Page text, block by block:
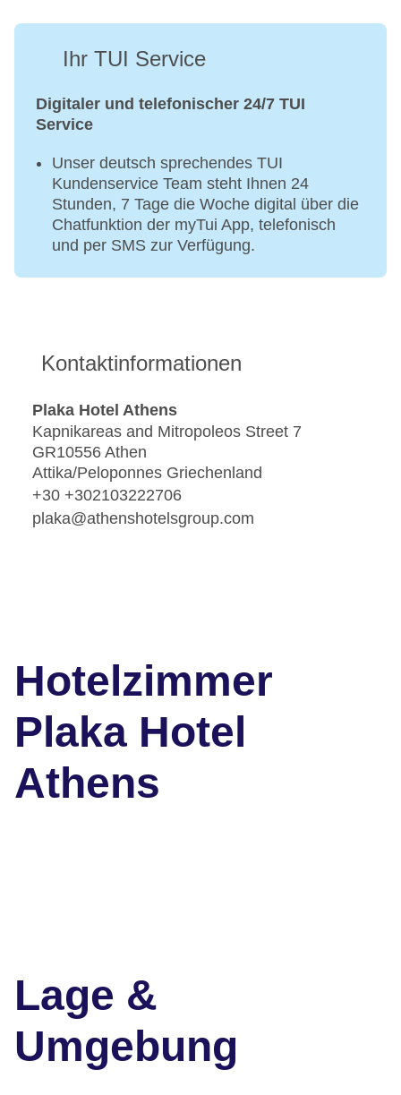
Ihr TUI Service
Digitaler und telefonischer 24/7 TUI
Service
Unser deutsch sprechendes TUI
Kundenservice Team steht Ihnen 24
Stunden, 7 Tage die Woche digital über die
Chatfunktion der myTui App, telefonisch
und per SMS zur Verfügung.
Kontaktinformationen
Plaka Hotel Athens
Kapnikareas and Mitropoleos Street 7
GR10556 Athen
Attika/Peloponnes Griechenland
+30 +302103222706
plaka@athenshotelsgroup.com
Hotelzimmer
Plaka Hotel
Athens
Lage &
Umgebung